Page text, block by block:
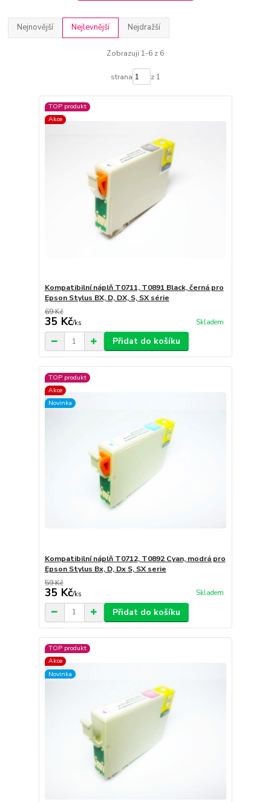
Nejnovější Nejlevnější Nejdražší
Zobrazuji 1-6 z 6
strana z 1
TOP produkt
Akce
Kompatibilní náplň T0711, T0891 Black, černá pro
Epson Stylus BX, D, DX, S, SX série
69 Kč
35 Kč/ks Skladem
Přidat do košíku
TOP produkt
Akce
Novinka
Kompatibilní náplň T0712, T0892 Cyan, modrá pro
Epson Stylus Bx, D, Dx S, SX serie
59 Kč
35 Kč/ks Skladem
Přidat do košíku
TOP produkt
Akce
Novinka